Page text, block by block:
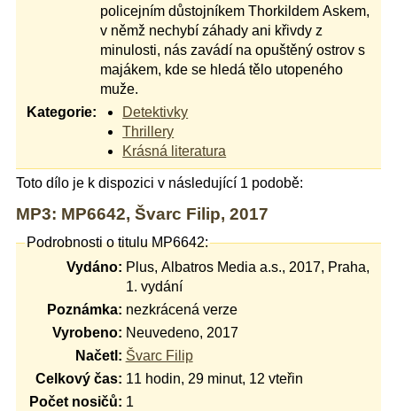
policejním důstojníkem Thorkildem Askem,
v němž nechybí záhady ani křivdy z
minulosti, nás zavádí na opuštěný ostrov s
majákem, kde se hledá tělo utopeného
muže.
Kategorie:
Detektivky
Thrillery
Krásná literatura
Toto dílo je k dispozici v následující 1 podobě:
MP3: MP6642, Švarc Filip, 2017
Podrobnosti o titulu MP6642:
Vydáno: Plus, Albatros Media a.s., 2017, Praha,
1. vydání
Poznámka: nezkrácená verze
Vyrobeno: Neuvedeno, 2017
Načetl: Švarc Filip
Celkový čas: 11 hodin, 29 minut, 12 vteřin
Počet nosičů: 1